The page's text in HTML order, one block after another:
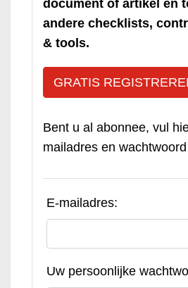
document of artikel en
andere checklists,
& tools.
GRATIS
Bent u al abonnee, vul
mailadres en
E-mailadres:
Uw persoonlijke